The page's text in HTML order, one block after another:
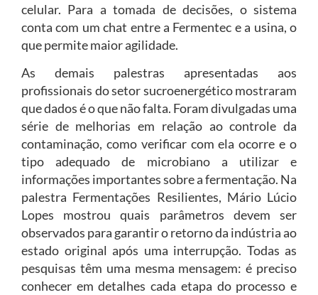
celular. Para a tomada de decisões, o sistema
conta com um chat entre a Fermentec e a usina, o
que permite maior agilidade.
As demais palestras apresentadas aos
profissionais do setor sucroenergético mostraram
que dados é o que não falta. Foram divulgadas uma
série de melhorias em relação ao controle da
contaminação, como verificar com ela ocorre e o
tipo adequado de microbiano a utilizar e
informações importantes sobre a fermentação. Na
palestra Fermentações Resilientes, Mário Lúcio
Lopes mostrou quais parâmetros devem ser
observados para garantir o retorno da indústria ao
estado original após uma interrupção. Todas as
pesquisas têm uma mesma mensagem: é preciso
conhecer em detalhes cada etapa do processo e